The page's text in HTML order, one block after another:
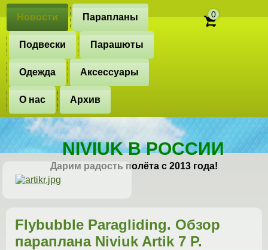
Новости Парапланы
Подвески Парашюты
Одежда Аксессуары
О нас Архив
0
NIVIUK В РОССИИ
Дарим радость полёта с 2013 года!
Flybubble Paragliding. Обзор
параплана Niviuk Artik 7 P.